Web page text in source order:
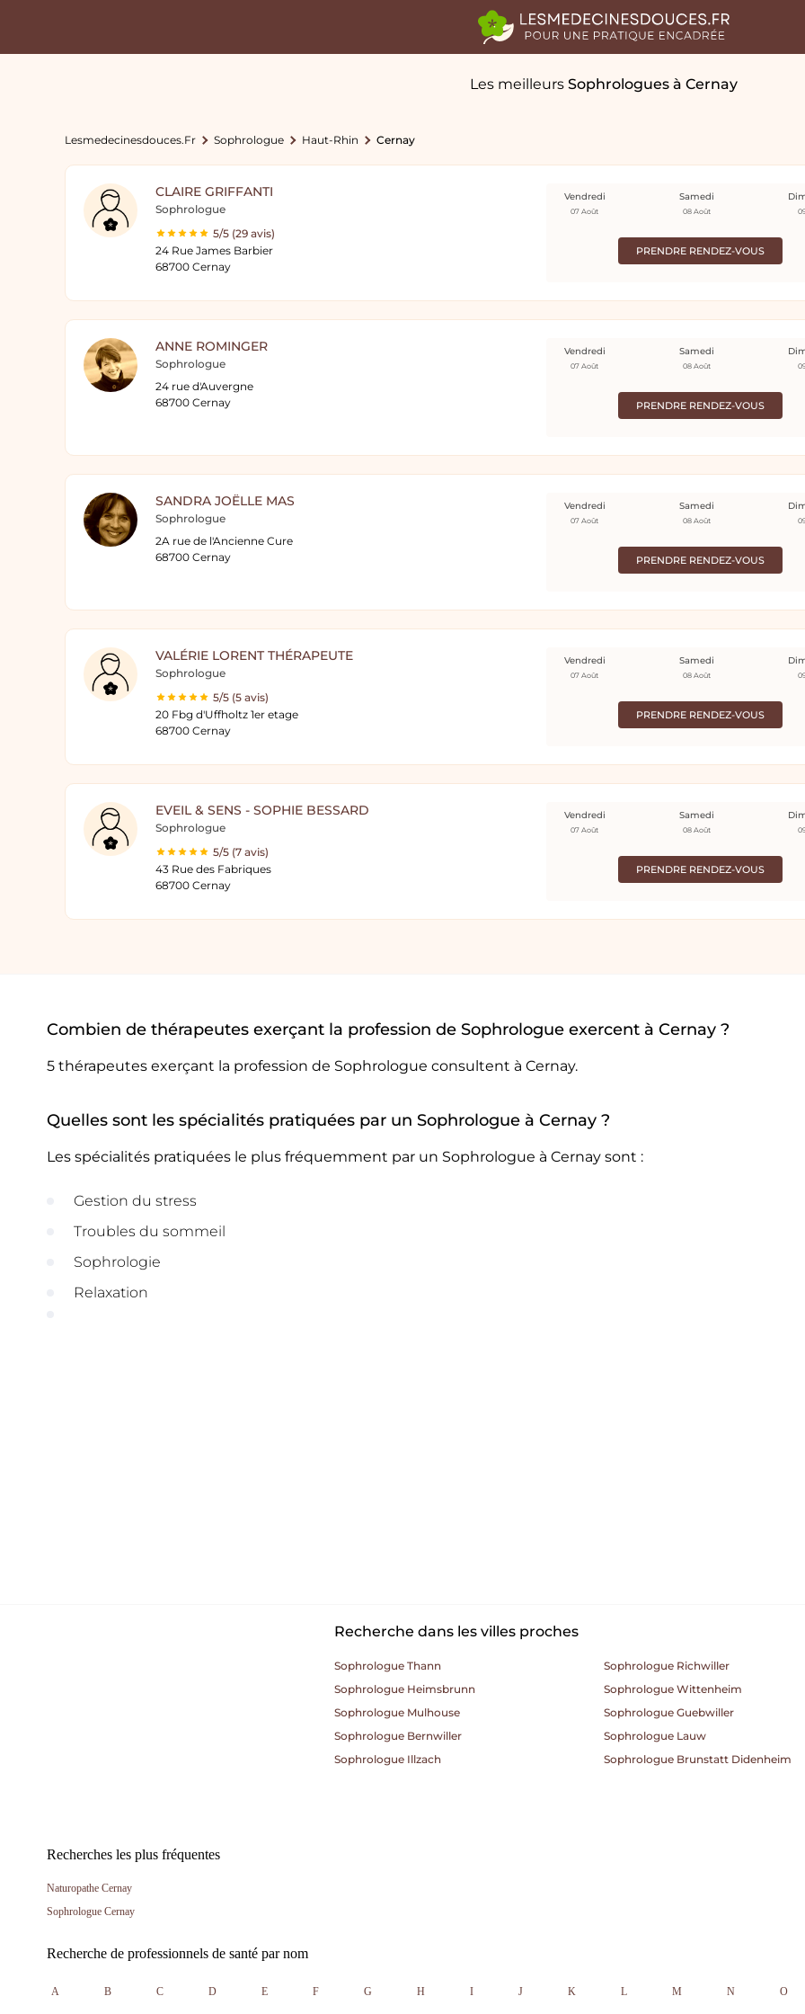
Les meilleurs Sophrologues à Cernay
Lesmedecinesdouces.fr Sophrologue Haut-Rhin Cernay
CLAIRE GRIFFANTI
Sophrologue
5/5 (29 avis)
24 Rue James Barbier
68700 Cernay
PRENDRE RENDEZ-VOUS
Vendredi
07 Août
Samedi
08 Août
ANNE ROMINGER
Sophrologue
24 rue d'Auvergne
68700 Cernay
PRENDRE RENDEZ-VOUS
Vendredi
07 Août
Samedi
08 Août
SANDRA JOËLLE MAS
Sophrologue
2A rue de l'Ancienne Cure
68700 Cernay
PRENDRE RENDEZ-VOUS
Vendredi
07 Août
Samedi
08 Août
VALÉRIE LORENT THÉRAPEUTE
Sophrologue
5/5 (5 avis)
20 Fbg d'Uffholtz 1er etage
68700 Cernay
PRENDRE RENDEZ-VOUS
Vendredi
07 Août
Samedi
08 Août
EVEIL & SENS - SOPHIE BESSARD
Sophrologue
5/5 (7 avis)
43 Rue des Fabriques
68700 Cernay
PRENDRE RENDEZ-VOUS
Vendredi
07 Août
Samedi
08 Août
Combien de thérapeutes exerçant la profession de Sophrologue exercent à Cernay ?
5 thérapeutes exerçant la profession de Sophrologue consultent à Cernay.
Quelles sont les spécialités pratiquées par un Sophrologue à Cernay ?
Les spécialités pratiquées le plus fréquemment par un Sophrologue à Cernay sont :
Gestion du stress
Troubles du sommeil
Sophrologie
Relaxation
Recherche dans les villes proches
Sophrologue Thann
Sophrologue Richwiller
Sophrologue Heimsbrunn
Sophrologue Wittenheim
Sophrologue Mulhouse
Sophrologue Guebwiller
Sophrologue Bernwiller
Sophrologue Lauw
Sophrologue Illzach
Sophrologue Brunstatt Didenheim
Recherches les plus fréquentes
Naturopathe Cernay
Sophrologue Cernay
Recherche de professionnels de santé par nom
A B C D E F G H I J K L M N O